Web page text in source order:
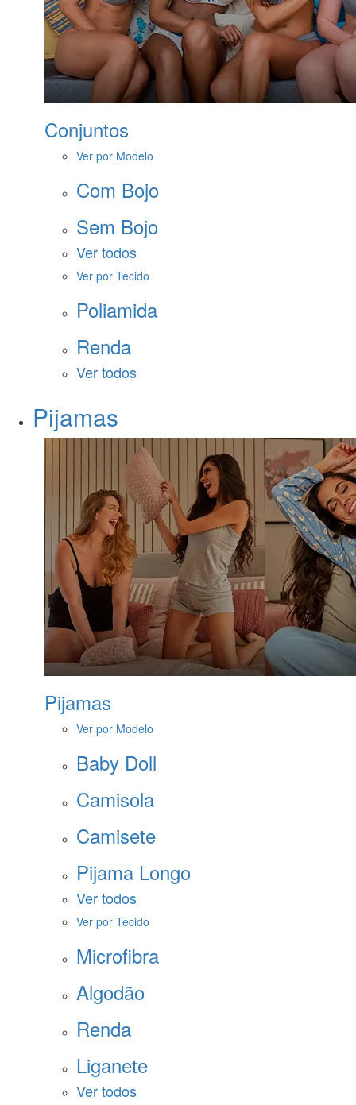
Conjuntos
Ver por Modelo
Com Bojo
Sem Bojo
Ver todos
Ver por Tecido
Poliamida
Renda
Ver todos
Pijamas
Pijamas
Ver por Modelo
Baby Doll
Camisola
Camisete
Pijama Longo
Ver todos
Ver por Tecido
Microfibra
Algodão
Renda
Liganete
Ver todos